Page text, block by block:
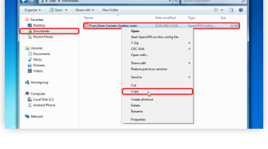
Trust.Zone-Canada-Quebec.ovpn